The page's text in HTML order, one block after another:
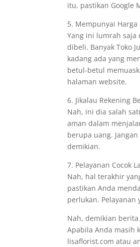
itu, pastikan Google
5. Mempunyai Harga
Yang ini lumrah saja
dibeli. Banyak Toko
kadang ada yang
betul-betul
halaman website.
6. Jikalau Rekening
Nah, ini dia salah
aman dalam
berupa uang.
demikian.
7. Pelayanan Cocok
Nah, hal terakhir
pastikan Anda
perlukan.
Nah, demikian
Apabila Anda masih
lisaflorist.com atau